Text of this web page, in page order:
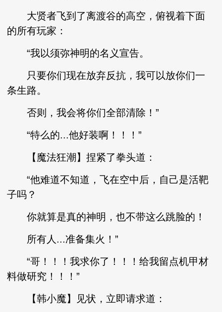
大贤者飞到了离渡谷的高空，俯视着下面
的所有玩家：
“我以须弥神明的名义宣告。
只要你们现在放弃反抗，我可以放你们一
条生路。
否则，我会将你们全部清除！”
“特么的...他好装啊！！！”
【魔法狂潮】捏紧了拳头道：
“他难道不知道，飞在空中后，自己是活靶
子吗？
你就算是真的神明，也不带这么跳脸的！
所有人...准备集火！”
“哥！！！我求你了！！！给我留点机甲材
料做研究！！！”
【韩小魔】见状，立即请求道：